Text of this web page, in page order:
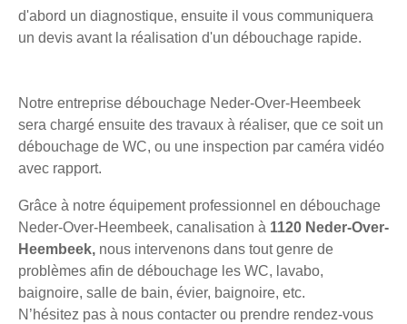
d'abord un diagnostique, ensuite il vous communiquera
un devis avant la réalisation d'un débouchage rapide.
Notre entreprise débouchage Neder-Over-Heembeek
sera chargé ensuite des travaux à réaliser, que ce soit un
débouchage de WC, ou une inspection par caméra vidéo
avec rapport.
Grâce à notre équipement professionnel en débouchage
Neder-Over-Heembeek, canalisation à 1120 Neder-Over-
Heembeek, nous intervenons dans tout genre de
problèmes afin de débouchage les WC, lavabo,
baignoire, salle de bain, évier, baignoire, etc.
N’hésitez pas à nous contacter ou prendre rendez-vous